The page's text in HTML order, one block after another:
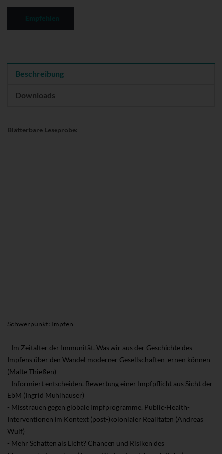
Beschreibung
Downloads
Blätterbare Leseprobe:
Schwerpunkt: Impfen
- Im Zeitalter der Immunität. Was wir aus der Geschichte des
Impfens über den Wandel moderner Gesellschaften lernen können
(Malte Thießen)
- Informiert entscheiden. Bewertung einer Impfpflicht aus Sicht der
EbM (Ingrid Mühlhauser)
- Misstrauen gegen globale Impfprogramme. Public-Health-
Interventionen im Kontext (post-)kolonialer Realitäten (Andreas
Wulf)
- Mehr Schatten als Licht? Chancen und Risiken des